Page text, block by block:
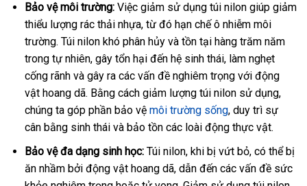
Bảo vệ môi trường:Việc giảm sử dụng túi nilon giúp giảm
thiểu lượng rác thải nhựa, từ đó hạn chế ô nhiễm môi
trường. Túi nilon khó phân hủy và tồn tại hàng trăm năm
trong tự nhiên, gây tổn hại đến hệ sinh thái, làm nghẹt
cống rãnh và gây ra các vấn đề nghiêm trọng với động
vật hoang dã. Bằng cách giảm lượng túi nilon sử dụng,
chúng ta góp phần bảo vệ môi trường sống, duy trì sự
cân bằng sinh thái và bảo tồn các loài động thực vật.
Bảo vệ đa dạng sinh học:Túi nilon, khi bị vứt bỏ, có thể bị
ăn nhầm bởi động vật hoang dã, dẫn đến các vấn đề sức